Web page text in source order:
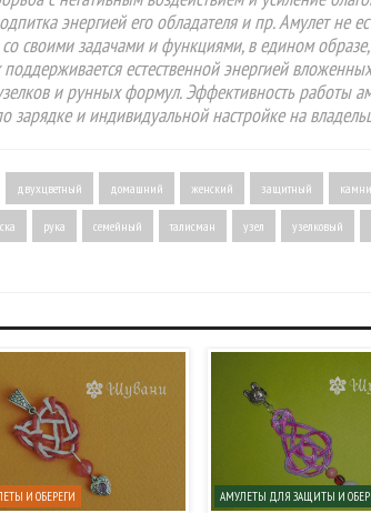
энергией его обладателя и пр. Амулет не
своими задачами и функциями, в едином
естественной энергией
и рунных формул. Эффективность работы
зарядке и индивидуальной настройке на
двухцветный домашний женский защитный камни
рука семейный талисман узел узелковый
И ОБЕРЕГИ АМУЛЕТЫ ДЛЯ ЗАЩИТЫ И